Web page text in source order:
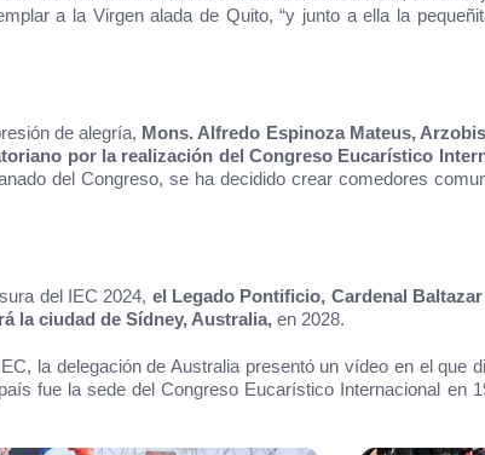
a la Virgen alada de Quito, “y junto a ella la
de alegría, Mons. Alfredo Espinoza Mateus,
por la realización del Congreso Eucarístico
del Congreso, se ha decidido crear comedores
del IEC 2024, el Legado Pontificio, Cardenal
la ciudad de Sídney, Australia, en 2028.
la delegación de Australia presentó un vídeo en el
fue la sede del Congreso Eucarístico Internacional